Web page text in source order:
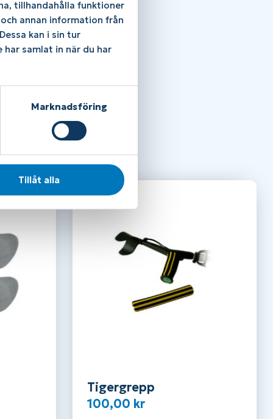
tillhandahålla funktioner
annan information från
kan i sin tur
samlat in när du har
Marknadsföring
Tillåt alla
Tigergrepp
100,00 kr